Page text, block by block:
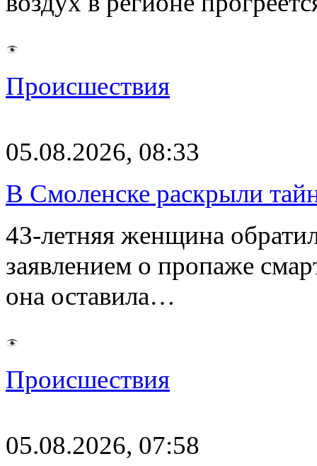
Происшествия
05.08.2026, 08:33
В Смоленске раскрыли
43-летняя женщина
заявлением о пропаже
она оставила…
Происшествия
05.08.2026, 07:58